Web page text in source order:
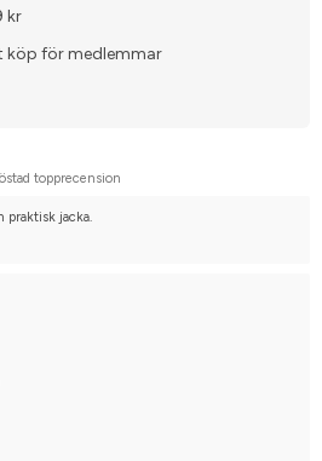
kr
köp för medlemmar
topprecension
praktisk jacka.